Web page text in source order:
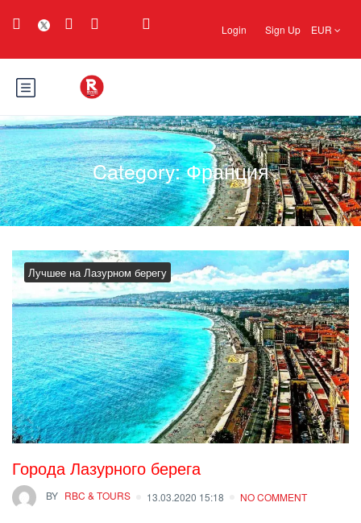
Login Sign Up EUR
Category:Франция
Лучшее на Лазурном берегу
Города Лазурного берега
BY RBC & TOURS 13.03.2020 15:18 NO COMMENT